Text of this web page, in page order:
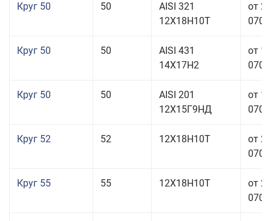
Круг 50 50
AISI 321
12Х18Н10Т
от
Круг 50 50
AISI 431
14Х17Н2
от
Круг 50 50
AISI 201
12Х15Г9НД
от
Круг 52 52 12Х18Н10Т
от
Круг 55 55 12Х18Н10Т
от